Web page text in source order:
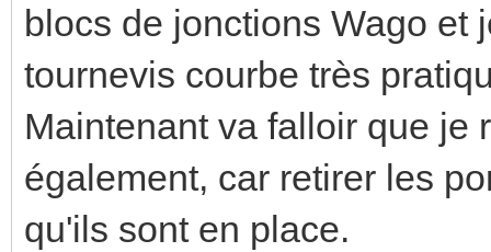
blocs de jonctions Wago et
tournevis courbe très
Maintenant va falloir que je
également, car retirer les
qu'ils sont en place.